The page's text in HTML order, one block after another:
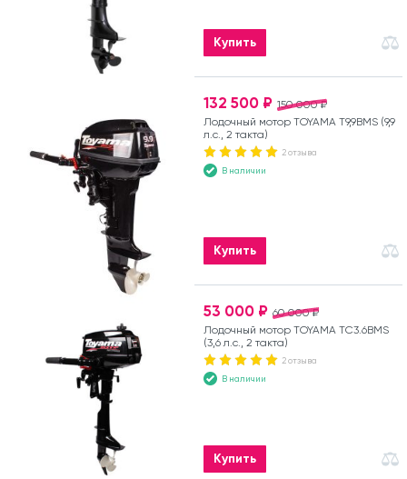
Купить
150 000 ₽
132 500 ₽
Лодочный мотор TOYAMA T9,9BMS (9,9
л.с., 2 такта)
2 отзыва
В наличии
Купить
60 000 ₽
53 000 ₽
Лодочный мотор TOYAMA TC3.6BMS
(3,6 л.с., 2 такта)
2 отзыва
В наличии
Купить